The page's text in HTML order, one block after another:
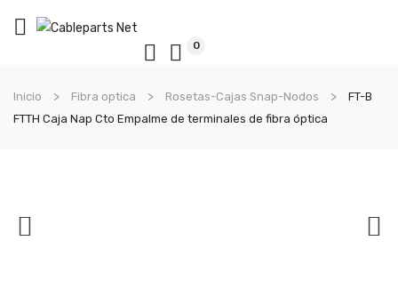
0
Inicio Fibra optica Rosetas-Cajas Snap-Nodos
FT-B
FTTH Caja Nap Cto Empalme de terminales de fibra óptica